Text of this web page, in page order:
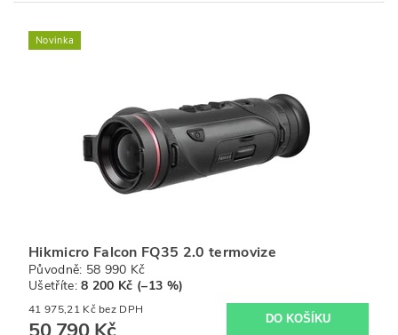
Novinka
Hikmicro Falcon FQ35 2.0 termovize
Původně: 58 990 Kč
Ušetříte:8 200 Kč (–13 %)
41 975,21 Kč bez DPH